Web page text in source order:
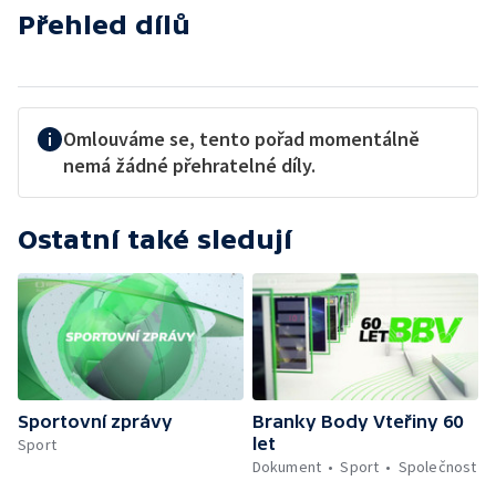
Přehled dílů
Omlouváme se, tento pořad momentálně
nemá žádné přehratelné díly.
Ostatní také sledují
Sportovní zprávy
Sport
Branky Body Vteřiny 60
let
Dokument
Sport Společnost